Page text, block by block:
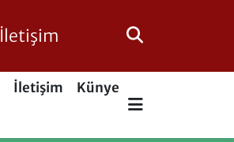
İletişim
İletişim
Künye